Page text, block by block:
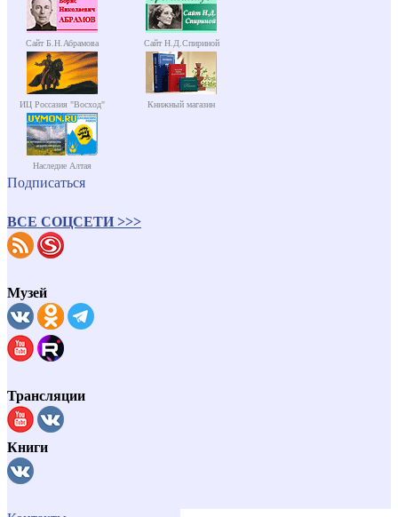
Сайт Б.Н.Абрамова Сайт Н.Д.Спириной
ИЦ Россазия "Восход" Книжный магазин
Наследие Алтая
Подписаться
ВСЕ СОЦСЕТИ >>>
Музей
Трансляции
Книги